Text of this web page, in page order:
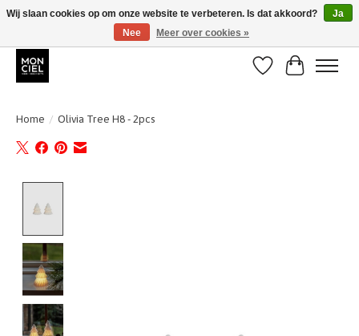
BE + NL : GRATIS VERZENDING van 31/07 t;e.m. 17/8
Verlanglijst
Home / Olivia Tree H8 - 2pcs
Wij slaan cookies op om onze website te verbeteren. Is dat akkoord?
Ja
Nee
Meer over cookies »